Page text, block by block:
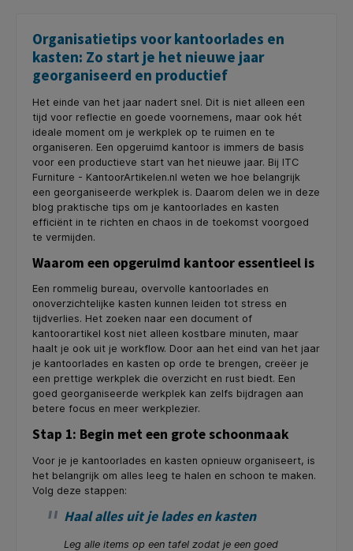
Organisatietips voor kantoorlades en
kasten: Zo start je het nieuwe jaar
georganiseerd en productief
Het einde van het jaar nadert snel. Dit is niet alleen een
tijd voor reflectie en goede voornemens, maar ook hét
ideale moment om je werkplek op te ruimen en te
organiseren. Een opgeruimd kantoor is immers de basis
voor een productieve start van het nieuwe jaar. Bij ITC
Furniture - KantoorArtikelen.nl weten we hoe belangrijk
een georganiseerde werkplek is. Daarom delen we in deze
blog praktische tips om je kantoorlades en kasten
efficiënt in te richten en chaos in de toekomst voorgoed
te vermijden.
Waarom een opgeruimd kantoor essentieel is
Een rommelig bureau, overvolle kantoorlades en
onoverzichtelijke kasten kunnen leiden tot stress en
tijdverlies. Het zoeken naar een document of
kantoorartikel kost niet alleen kostbare minuten, maar
haalt je ook uit je workflow. Door aan het eind van het jaar
je kantoorlades en kasten op orde te brengen, creëer je
een prettige werkplek die overzicht en rust biedt. Een
goed georganiseerde werkplek kan zelfs bijdragen aan
betere focus en meer werkplezier.
Stap 1: Begin met een grote schoonmaak
Voor je je kantoorlades en kasten opnieuw organiseert, is
het belangrijk om alles leeg te halen en schoon te maken.
Volg deze stappen:
Haal alles uit je lades en kasten
Leg alle items op een tafel zodat je een goed